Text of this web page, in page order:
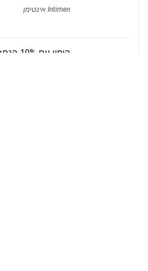
Intimen אינטימן
קופון עם 10% הנחה – Salsala סלסלה